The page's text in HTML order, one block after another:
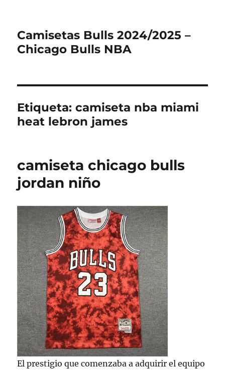
Camisetas Bulls 2024/2025 –
Chicago Bulls NBA
Etiqueta:camiseta nba miami
heat lebron james
camiseta chicago bulls
jordan niño
El prestigio que comenzaba a adquirir el equipo